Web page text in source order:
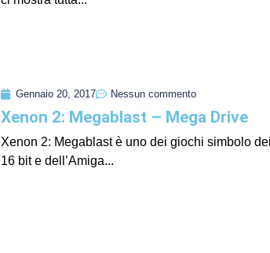
Gennaio 20, 2017
Nessun commento
Xenon 2: Megablast – Mega Drive
Xenon 2: Megablast è uno dei giochi simbolo
16 bit e dell’Amiga...